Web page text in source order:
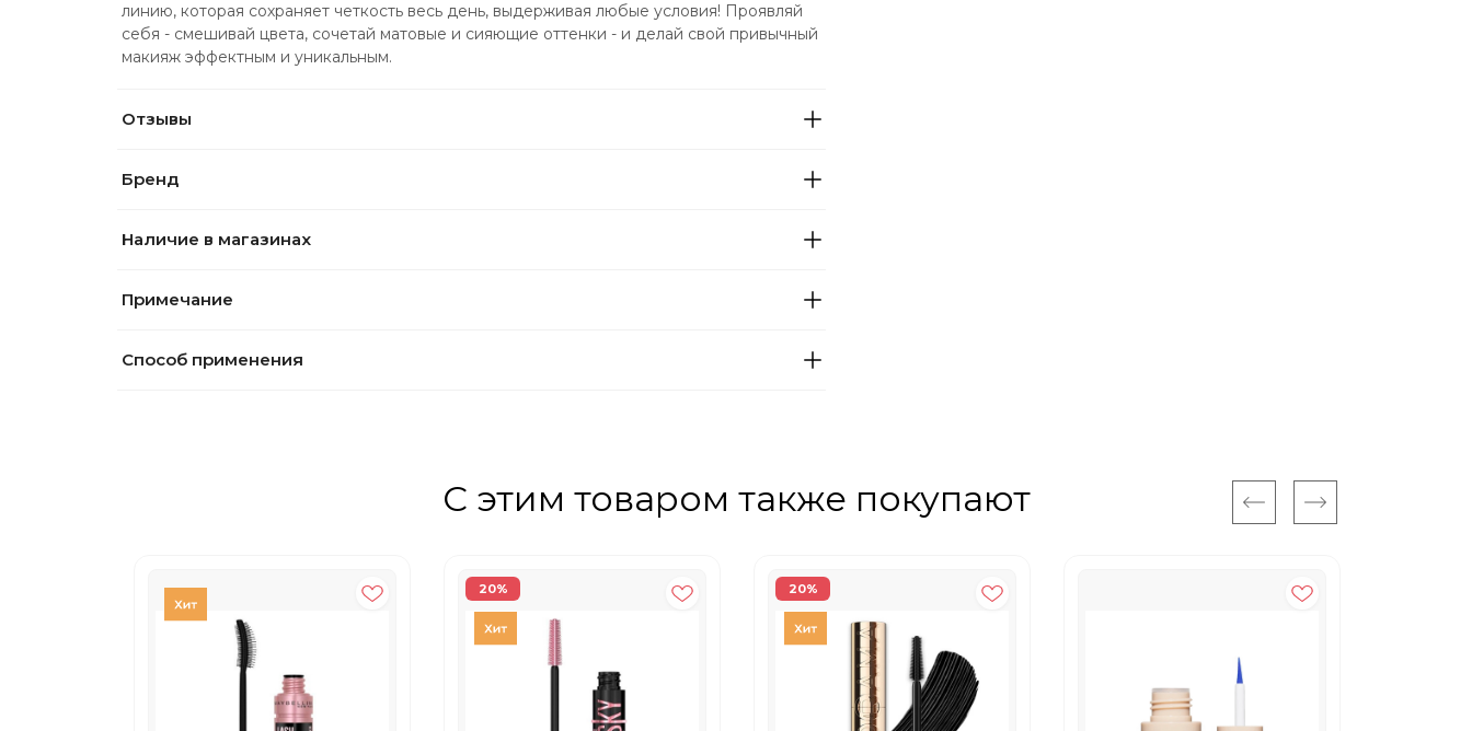
линию, которая сохраняет четкость весь день, выдерживая любые условия! Проявляй
себя - смешивай цвета, сочетай матовые и сияющие оттенки - и делай свой привычный
макияж эффектным и уникальным.
Отзывы
Бренд
Наличие в магазинах
Примечание
Способ применения
С этим товаром также покупают
20% 20%